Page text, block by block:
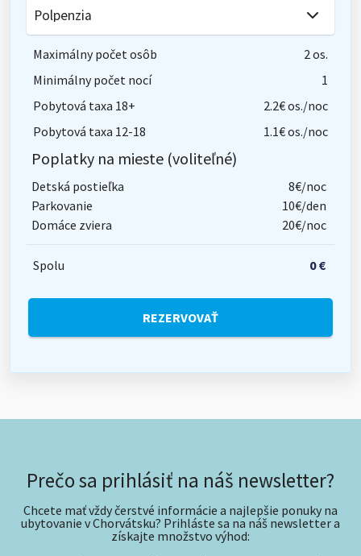
Maximálny počet osôb
2 os.
Minimálny počet nocí
1
Pobytová taxa 18+
2.2€ os./noc
Pobytová taxa 12-18
1.1€ os./noc
Poplatky na mieste (voliteľné)
Detská postieľka
8€/noc
Parkovanie
10€/den
Domáce zviera
20€/noc
Spolu 0 €
REZERVOVAŤ
Prečo sa prihlásiť na náš newsletter?
Chcete mať vždy čerstvé informácie a najlepšie ponuky na
ubytovanie v Chorvátsku? Prihláste sa na náš newsletter a
získajte množstvo výhod: